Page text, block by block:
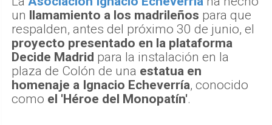
un llamamiento a los madrileños para que
respalden, antes del próximo 30 de junio, el
proyecto presentado en la plataforma
Decide Madrid para la instalación en la
plaza de Colón de una estatua en
homenaje a Ignacio Echeverría, conocido
como el 'Héroe del Monopatín'.